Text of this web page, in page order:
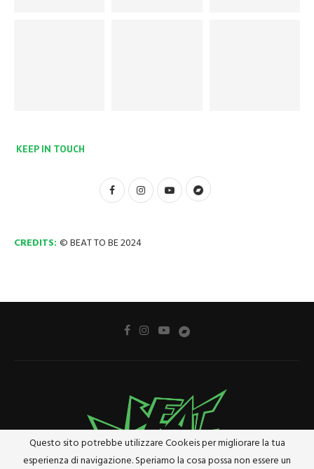
KEEP IN TOUCH
CREDITS: © BEAT TO BE 2024
Questo sito potrebbe utilizzare Cookeis per migliorare la tua
esperienza di navigazione. Speriamo la cosa possa non essere un